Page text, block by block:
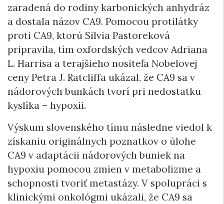
zaradená do rodiny karbonických anhydráz
a dostala názov CA9. Pomocou protilátky
proti CA9, ktorú Silvia Pastoreková
pripravila, tím oxfordských vedcov Adriana
L. Harrisa a terajšieho nositeľa Nobelovej
ceny Petra J. Ratcliffa ukázal, že CA9 sa v
nádorových bunkách tvorí pri nedostatku
kyslíka – hypoxii.
Výskum slovenského tímu následne viedol k
získaniu originálnych poznatkov o úlohe
CA9 v adaptácii nádorových buniek na
hypoxiu pomocou zmien v metabolizme a
schopnosti tvoriť metastázy. V spolupráci s
klinickými onkológmi ukázali, že CA9 sa